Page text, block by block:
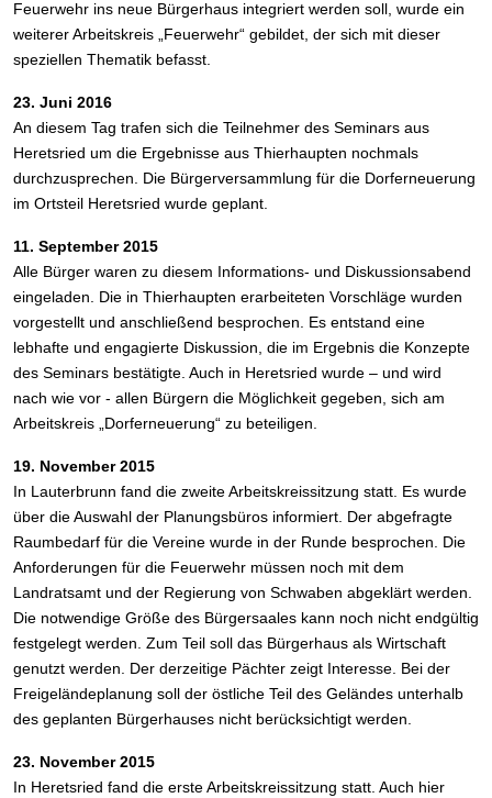
Feuerwehr ins neue Bürgerhaus integriert werden soll, wurde ein
weiterer Arbeitskreis „Feuerwehr“ gebildet, der sich mit dieser
speziellen Thematik befasst.
23. Juni 2016
An diesem Tag trafen sich die Teilnehmer des Seminars aus
Heretsried um die Ergebnisse aus Thierhaupten nochmals
durchzusprechen. Die Bürgerversammlung für die Dorferneuerung
im Ortsteil Heretsried wurde geplant.
11. September 2015
Alle Bürger waren zu diesem Informations- und Diskussionsabend
eingeladen. Die in Thierhaupten erarbeiteten Vorschläge wurden
vorgestellt und anschließend besprochen. Es entstand eine
lebhafte und engagierte Diskussion, die im Ergebnis die Konzepte
des Seminars bestätigte. Auch in Heretsried wurde – und wird
nach wie vor - allen Bürgern die Möglichkeit gegeben, sich am
Arbeitskreis „Dorferneuerung“ zu beteiligen.
19. November 2015
In Lauterbrunn fand die zweite Arbeitskreissitzung statt. Es wurde
über die Auswahl der Planungsbüros informiert. Der abgefragte
Raumbedarf für die Vereine wurde in der Runde besprochen. Die
Anforderungen für die Feuerwehr müssen noch mit dem
Landratsamt und der Regierung von Schwaben abgeklärt werden.
Die notwendige Größe des Bürgersaales kann noch nicht endgültig
festgelegt werden. Zum Teil soll das Bürgerhaus als Wirtschaft
genutzt werden. Der derzeitige Pächter zeigt Interesse. Bei der
Freigeländeplanung soll der östliche Teil des Geländes unterhalb
des geplanten Bürgerhauses nicht berücksichtigt werden.
23. November 2015
In Heretsried fand die erste Arbeitskreissitzung statt. Auch hier